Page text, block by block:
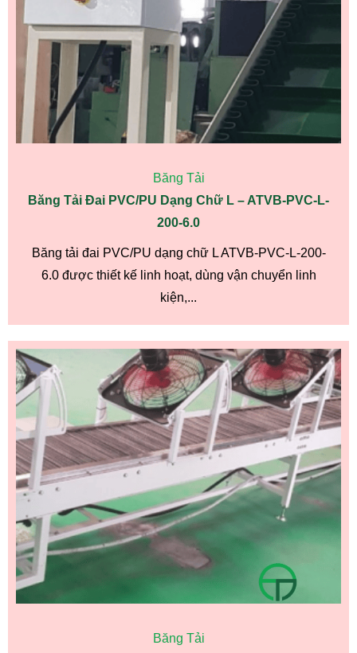
Băng Tải
Băng Tải Đai PVC/PU Dạng Chữ L – ATVB-PVC-L-
200-6.0
Băng tải đai PVC/PU dạng chữ L ATVB-PVC-L-200-
6.0 được thiết kế linh hoạt, dùng vận chuyển linh
kiện,...
Băng Tải